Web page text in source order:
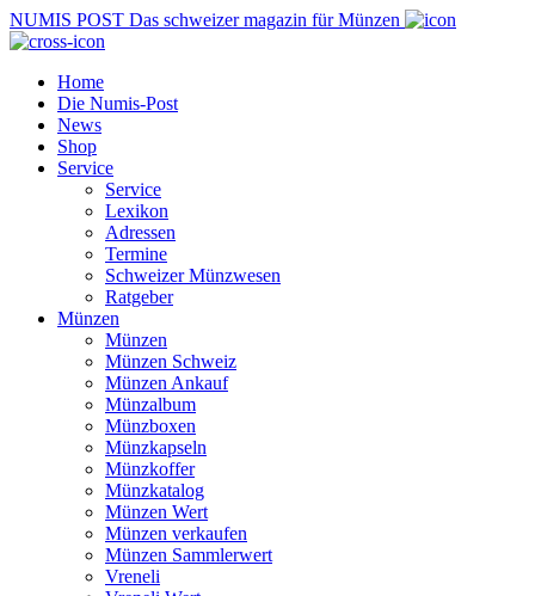
NUMIS POST Das schweizer magazin für Münzen
Home
Die Numis-Post
News
Shop
Service
Service
Lexikon
Adressen
Termine
Schweizer Münzwesen
Ratgeber
Münzen
Münzen
Münzen Schweiz
Münzen Ankauf
Münzalbum
Münzboxen
Münzkapseln
Münzkoffer
Münzkatalog
Münzen Wert
Münzen verkaufen
Münzen Sammlerwert
Vreneli